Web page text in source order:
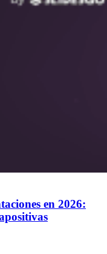
en 2026: